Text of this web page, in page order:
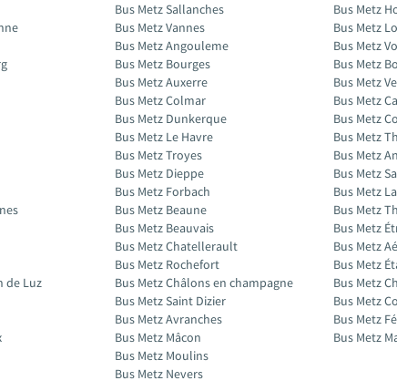
de Luz
Bus Metz Sallanches
Bus Metz Vannes
Bus Metz Angouleme
Bus Metz Bourges
Bus Metz Auxerre
Bus Metz Colmar
Bus Metz Dunkerque
Bus Metz Le Havre
Bus Metz Troyes
Bus Metz Dieppe
Bus Metz Forbach
Bus Metz Beaune
Bus Metz Beauvais
Bus Metz Chatellerault
Bus Metz Rochefort
Bus Metz Châlons en champagne
Bus Metz Saint Dizier
Bus Metz Avranches
Bus Metz Mâcon
Bus Metz Moulins
Bus Metz Nevers
Bus Metz
Bus Metz
Bus Metz
Bus Metz
Bus Metz
Bus Metz
Bus Metz
Bus Metz
Bus Metz
Bus Metz
Bus Metz
Bus Metz
Bus Metz
Bus Metz
Bus Metz
Bus Metz
Bus Metz
Bus Metz
Bus Metz